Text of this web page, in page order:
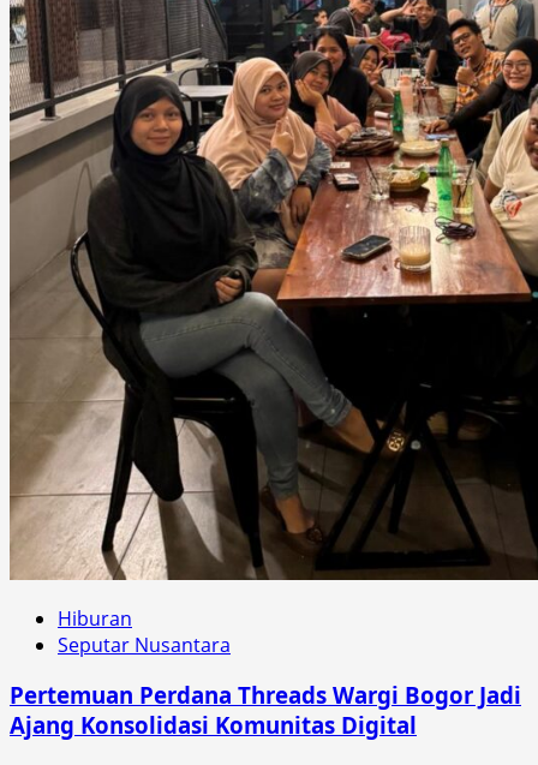
Hiburan
Seputar Nusantara
Pertemuan Perdana Threads Wargi Bogor Jadi
Ajang Konsolidasi Komunitas Digital